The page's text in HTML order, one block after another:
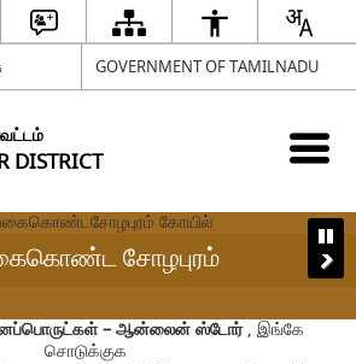
GOVERNMENT OF TAMILNADU
DISTRICT
சோழபுரம்
– ஆன்லைன் ஸ்டோர்,இங்கே
சொடுக்குக